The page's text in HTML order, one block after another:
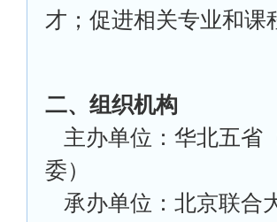
才；促进相关专业和课
二、组织机构
主办单位：华北五省
委）
承办单位：北京联合